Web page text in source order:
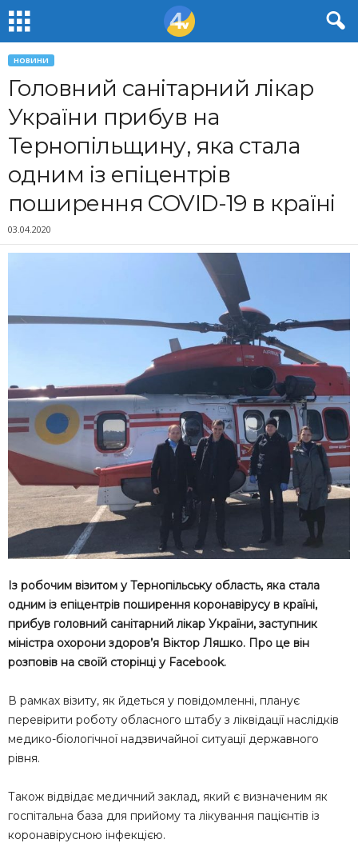
НОВИНИ
Головний санітарний лікар
України прибув на
Тернопільщину, яка стала
одним із епіцентрів
поширення COVID-19 в країні
03.04.2020
Із робочим візитом у Тернопільську область, яка стала
одним із епіцентрів поширення коронавірусу в країні,
прибув головний санітарний лікар України, заступник
міністра охорони здоров’я Віктор Ляшко. Про це він
розповів на своїй сторінці у Facebook.
В рамках візиту, як йдеться у повідомленні, планує
перевірити роботу обласного штабу з ліквідації наслідків
медико-біологічної надзвичайної ситуації державного
рівня.
Також відвідає медичний заклад, який є визначеним як
госпітальна база для прийому та лікування пацієнтів із
коронавірусною інфекцією.